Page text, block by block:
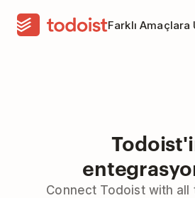
Farklı Amaçlara
Connect Todoist with all